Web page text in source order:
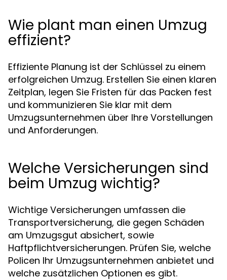
Wie plant man einen Umzug
effizient?
Effiziente Planung ist der Schlüssel zu einem
erfolgreichen Umzug. Erstellen Sie einen klaren
Zeitplan, legen Sie Fristen für das Packen fest
und kommunizieren Sie klar mit dem
Umzugsunternehmen über Ihre Vorstellungen
und Anforderungen.
Welche Versicherungen sind
beim Umzug wichtig?
Wichtige Versicherungen umfassen die
Transportversicherung, die gegen Schäden
am Umzugsgut absichert, sowie
Haftpflichtversicherungen. Prüfen Sie, welche
Policen Ihr Umzugsunternehmen anbietet und
welche zusätzlichen Optionen es gibt.